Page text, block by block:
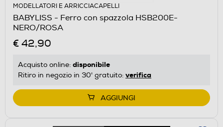
MODELLATORI E ARRICCIACAPELLI
BABYLISS - Ferro con spazzola HSB200E-
NERO/ROSA
€ 42,90
Acquisto online: disponibile
Ritiro in negozio in 30' gratuito: verifica
AGGIUNGI